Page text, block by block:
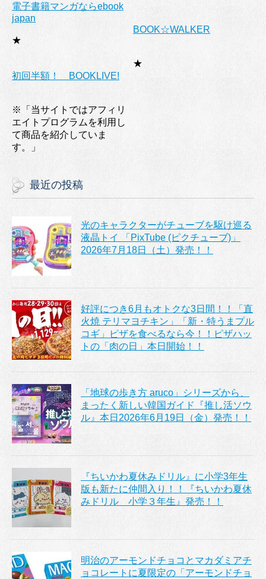
電子書籍マンガならebook
japan
★
BOOK☆WALKER
★
初回半額！ BOOKLIVE!
※「当サイトではアフィリ
エイトプログラムを利用し
て商品を紹介していま
す。」
最近の投稿
光のキャラクターがチューブを駆け巡る
液晶トイ 「PixTube (ピクチューブ)」
2026年7月18日（土）発売！！
好評につき6月もオトクな3日間！！「直
火焼 テリマヨチキン」「新・特うまプル
コギ」ピザを食べるなら今！！ピザハッ
トの「肉の日」本日開始！！
「地球の歩き方 aruco」シリーズから、
まったく新しい韓国ガイド『推し活ソウ
ル』本日2026年6月19日（金）発売！！
『ちいかわ夏休みドリル』に小学3年生
版も新たに仲間入り！！『ちいかわ夏休
みドリル 小学３年生』発売！！
明治のアーモンドチョコとマカダミアチ
ョコレートに夏限定の「アーモンドチョ